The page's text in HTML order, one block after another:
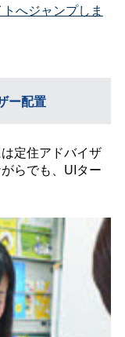
へジャンプしま
ー配置
定住アドバイザ
らでも、UIター